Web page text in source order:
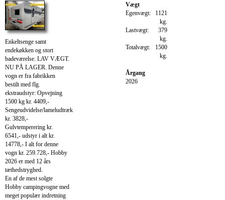
Enkeltsenge samt
endekøkken og stort
badeværelse. LAV VÆGT.
NU PÅ LAGER. Denne
vogn er fra fabrikken
bestilt med flg.
ekstraudstyr: Opvejning
1500 kg kr. 4409,-
Sengeudvidelse/lameludtræk
kr. 3828,-
Gulvtemperering kr.
6541,- udstyr i alt kr.
14778,- I alt for denne
vogn kr. 259.728,- Hobby
2026 er med 12 års
tæthedstryghed.
En af de mest solgte
Hobby campingvogne med
meget populær indretning
Vægt
Egenvægt: 1121
kg.
Lastvægt:
379
kg.
Totalvægt:
1500
kg.
Årgang
2026